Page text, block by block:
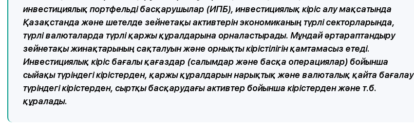
инвестициялық портфельді басқарушылар (ИПБ), инвестициялық кіріс алу мақсатында
Қазақстанда және шетелде зейнетақы активтерін экономиканың түрлі секторларында,
түрлі валюталарда түрлі қаржы құралдарына орналастырады. Мұндай әртараптандыру
зейнетақы жинақтарының сақталуын және орнықты кірістілігін қамтамасыз етеді.
Инвестициялық кіріс бағалы қағаздар (салымдар және басқа операциялар) бойынша
сыйақы түріндегі кірістерден, қаржы құралдарын нарықтық және валюталық қайта бағалау
түріндегі кірістерден, сыртқы басқарудағы активтер бойынша кірістерден және т.б.
құралады.